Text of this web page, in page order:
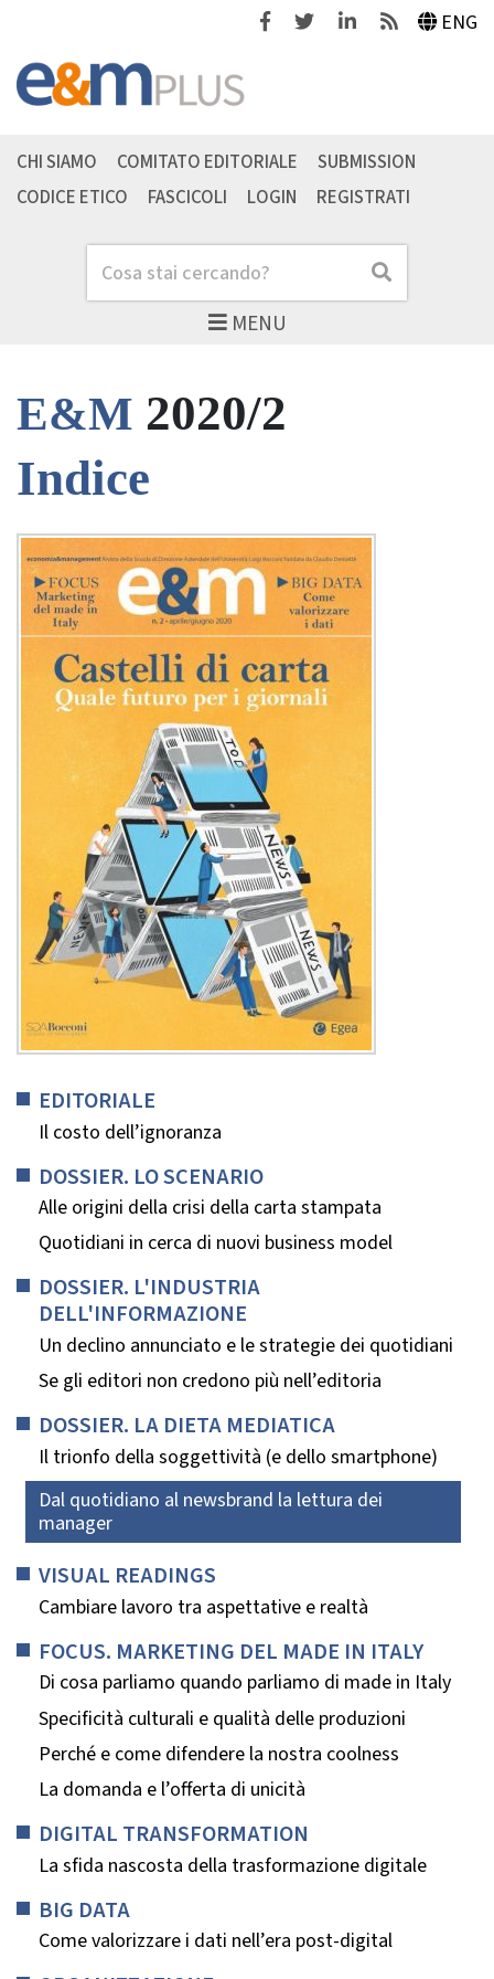
FacebookTwitterLinkedinFeeds ENG
MENU
Cerca Cerca
CHI SIAMO COMITATO EDITORIALE
SUBMISSION
CODICE ETICO
FASCICOLI LOGIN REGISTRATI
E&M 2020/2
Indice
EDITORIALE
Il costo dell’ignoranza
DOSSIER. LO SCENARIO
Alle origini della crisi della carta stampata
Quotidiani in cerca di nuovi business model
DOSSIER. L'INDUSTRIA
DELL'INFORMAZIONE
Un declino annunciato e le strategie dei quotidiani
Se gli editori non credono più nell’editoria
DOSSIER. LA DIETA MEDIATICA
Il trionfo della soggettività (e dello smartphone)
Dal quotidiano al newsbrand la lettura dei
manager
VISUAL READINGS
Cambiare lavoro tra aspettative e realtà
FOCUS. MARKETING DEL MADE IN ITALY
Di cosa parliamo quando parliamo di made in Italy
Specificità culturali e qualità delle produzioni
Perché e come difendere la nostra coolness
La domanda e l’offerta di unicità
DIGITAL TRANSFORMATION
La sfida nascosta della trasformazione digitale
BIG DATA
Come valorizzare i dati nell’era post-digital